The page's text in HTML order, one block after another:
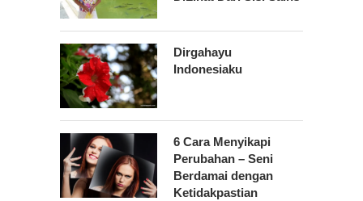
Dirgahayu
Indonesiaku
6 Cara Menyikapi
Perubahan – Seni
Berdamai dengan
Ketidakpastian